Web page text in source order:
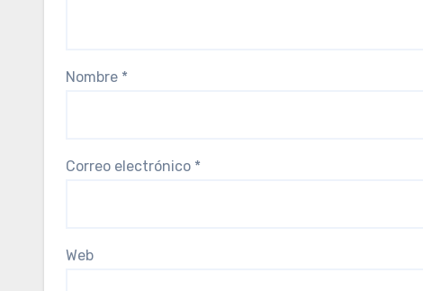
Nombre *
Correo electrónico *
Web